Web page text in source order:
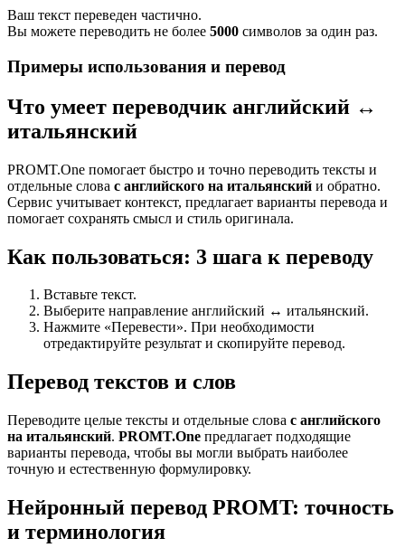
Ваш текст переведен частично.
Вы можете переводить не более 5000 символов за один раз.
Примеры использования и перевод
Что умеет переводчик английский ↔
итальянский
PROMT.One помогает быстро и точно переводить тексты и
отдельные слова с английского на итальянский и обратно.
Сервис учитывает контекст, предлагает варианты перевода и
помогает сохранять смысл и стиль оригинала.
Как пользоваться: 3 шага к переводу
Вставьте текст.
Выберите направление английский ↔ итальянский.
Нажмите «Перевести». При необходимости
отредактируйте результат и скопируйте перевод.
Перевод текстов и слов
Переводите целые тексты и отдельные слова с английского
на итальянский. PROMT.One предлагает подходящие
варианты перевода, чтобы вы могли выбрать наиболее
точную и естественную формулировку.
Нейронный перевод PROMT: точность
и терминология